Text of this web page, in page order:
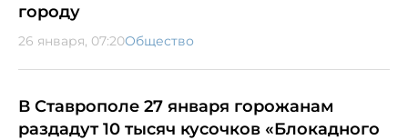
городу
26 января, 07:20Общество
В Ставрополе 27 января горожанам
раздадут 10 тысяч кусочков «Блокадного